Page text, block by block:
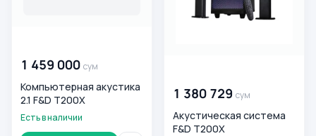
1 459 000 сум
Компьютерная акустика
2.1 F&D T200X
Есть в наличии
1 380 729 сум
Акустическая система
F&D T200X